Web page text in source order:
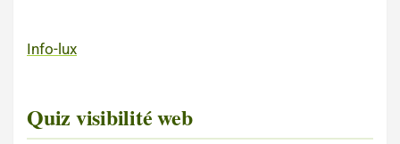
Info-lux
Quiz visibilité web